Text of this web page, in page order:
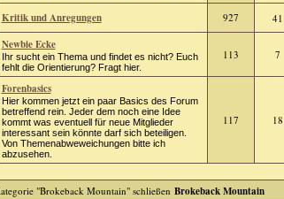
Kritik und Anregungen 927 41
Newbie Ecke
Ihr sucht ein Thema und findet es nicht? Euch
fehlt die Orientierung? Fragt hier.
113 7
Forenbasics
Hier kommen jetzt ein paar Basics des Forum
betreffend rein. Jeder dem noch eine Idee
kommt was eventuell für neue Mitglieder
interessant sein könnte darf sich beteiligen.
Von Themenabweweichungen bitte ich
abzusehen.
117 18
Brokeback Mountain